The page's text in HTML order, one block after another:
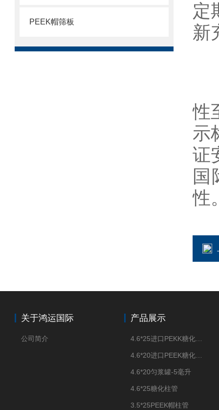
PEEK帽筛板
定
新
性
示
证
国
性
关于鸿运国际
公司简介
产品展示
4.6*20匀浆罐-5毫升
4.6*25糖化柱管
3.5*25PEEK帽柱管